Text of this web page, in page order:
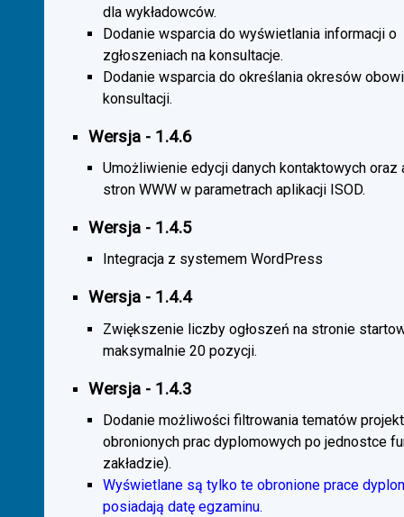
dla wykładowców.
Dodanie wsparcia do wyświetlania informacji o
zgłoszeniach na konsultacje.
Dodanie wsparcia do określania okresów
konsultacji.
Wersja - 1.4.6
Umożliwienie edycji danych kontaktowych oraz
stron WWW w parametrach aplikacji ISOD.
Wersja - 1.4.5
Integracja z systemem WordPress
Wersja - 1.4.4
Zwiększenie liczby ogłoszeń na stronie
maksymalnie 20 pozycji.
Wersja - 1.4.3
Dodanie możliwości filtrowania tematów
obronionych prac dyplomowych po jednostce
zakładzie).
Wyświetlane są tylko te obronione prace
posiadają datę egzaminu.